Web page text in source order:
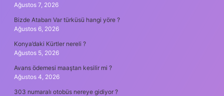
Ağustos 7, 2026
Bizde Atabarı Var türküsü hangi yöre ?
Ağustos 6, 2026
Konya’daki Kürtler nereli ?
Ağustos 5, 2026
Avans ödemesi maaştan kesilir mi ?
Ağustos 4, 2026
303 numaralı otobüs nereye gidiyor ?